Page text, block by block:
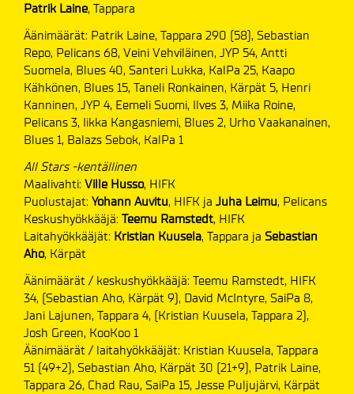
Patrik Laine, Tappara
Äänimäärät: Patrik Laine, Tappara 290 (58), Sebastian
Repo, Pelicans 68, Veini Vehviläinen, JYP 54, Antti
Suomela, Blues 40, Santeri Lukka, KalPa 25, Kaapo
Kähkönen, Blues 15, Taneli Ronkainen, Kärpät 5, Henri
Kanninen, JYP 4, Eemeli Suomi, Ilves 3, Miika Roine,
Pelicans 3, Iikka Kangasniemi, Blues 2, Urho Vaakanainen,
Blues 1, Balazs Sebok, KalPa 1
All Stars -kentällinen
Maalivahti: Ville Husso, HIFK
Puolustajat: Yohann Auvitu, HIFK ja Juha Leimu, Pelicans
Keskushyökkääjä: Teemu Ramstedt, HIFK
Laitahyökkääjät: Kristian Kuusela, Tappara ja Sebastian
Aho, Kärpät
Äänimäärät / keskushyökkääjä: Teemu Ramstedt, HIFK
34, (Sebastian Aho, Kärpät 9), David McIntyre, SaiPa 8,
Jani Lajunen, Tappara 4, (Kristian Kuusela, Tappara 2),
Josh Green, KooKoo 1
Äänimäärät / laitahyökkääjät: Kristian Kuusela, Tappara
51 (49+2), Sebastian Aho, Kärpät 30 (21+9), Patrik Laine,
Tappara 26, Chad Rau, SaiPa 15, Jesse Puljujärvi, Kärpät